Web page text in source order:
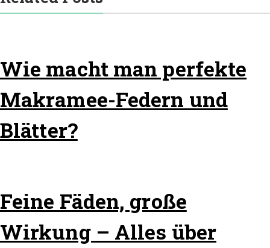
Wie macht man perfekte
Makramee-Federn und
Blätter?
Feine Fäden, große
Wirkung – Alles über